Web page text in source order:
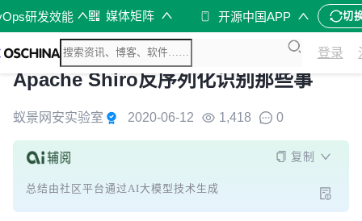
研发效能 媒体矩阵 开源中国APP 切
登录
Apache Shiro反序列化识别那些事
蚁景网安实验室 2020-06-12 1,418 0
复制
总结由社区平台通过AI大模型技术生成